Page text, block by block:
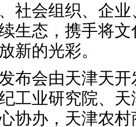
社会组织、企
生态，携手将
新的光彩。
会由天津天开
工业研究院、
协办，天津农